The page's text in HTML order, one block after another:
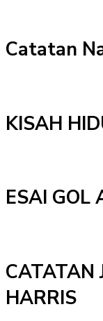
Catatan
KISAH
ESAI GOL
CATATAN
HARRIS